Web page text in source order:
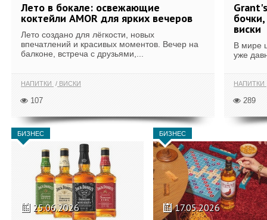
Лето в бокале: освежающие
коктейли AMOR для ярких вечеров
Лето создано для лёгкости, новых
впечатлений и красивых моментов. Вечер на
балконе, встреча с друзьями,...
НАПИТКИ ВИСКИ
107
виски
В мире
уже
НАПИТКИ
289
БИЗНЕС
25.06.2026
БИЗНЕС
17.05.2026